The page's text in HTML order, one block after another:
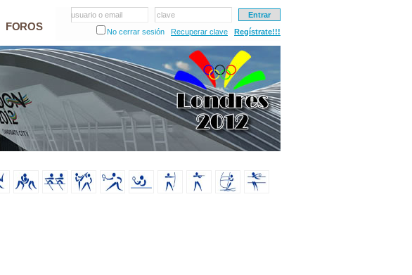
FOROS
usuario o email
clave
No cerrar sesión
Recuperar clave Regístrate!!!